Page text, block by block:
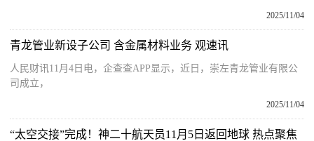
2025/11/04
青龙管业新设子公司 含金属材料业务 观速讯
人民财讯11月4日电，企查查APP显示，近日，崇左青龙管业有限公
司成立，
2025/11/04
“太空交接”完成！神二十航天员11月5日返回地球 热点聚焦